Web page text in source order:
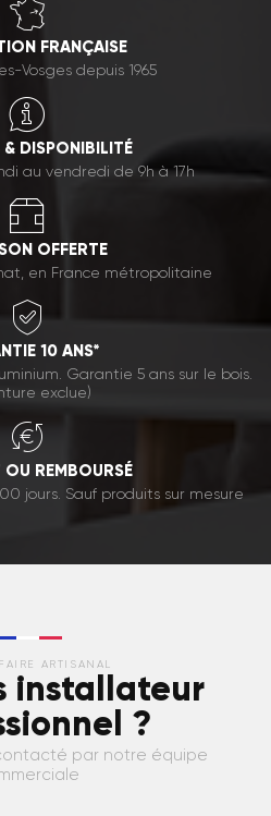
FRANÇAISE
Vosges depuis 1965
& DISPONIBILITÉ
au vendredi de 9h à 17h
OFFERTE
en France métropolitaine
10 ANS*
Garantie 5 ans sur le bois.
exclue)
REMBOURSÉ
jours. Sauf produits sur mesure
ARTISANAL
installateur
?
par notre équipe